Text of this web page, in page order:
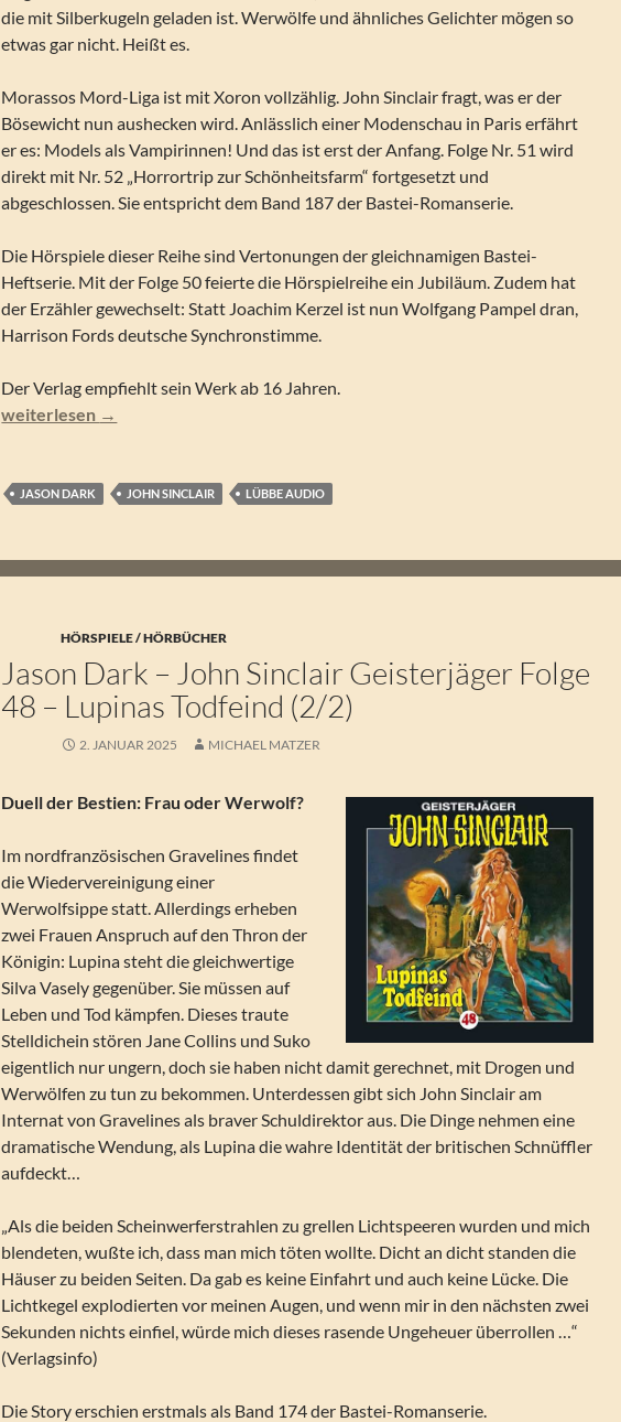
die mit Silberkugeln geladen ist. Werwölfe und ähnliches Gelichter mögen so
etwas gar nicht. Heißt es.
Morassos Mord-Liga ist mit Xoron vollzählig. John Sinclair fragt, was er der
Bösewicht nun aushecken wird. Anlässlich einer Modenschau in Paris erfährt
er es: Models als Vampirinnen! Und das ist erst der Anfang. Folge Nr. 51 wird
direkt mit Nr. 52 „Horrortrip zur Schönheitsfarm“ fortgesetzt und
abgeschlossen. Sie entspricht dem Band 187 der Bastei-Romanserie.
Die Hörspiele dieser Reihe sind Vertonungen der gleichnamigen Bastei-
Heftserie. Mit der Folge 50 feierte die Hörspielreihe ein Jubiläum. Zudem hat
der Erzähler gewechselt: Statt Joachim Kerzel ist nun Wolfgang Pampel dran,
Harrison Fords deutsche Synchronstimme.
Der Verlag empfiehlt sein Werk ab 16 Jahren.
Jason Dark – John Sinclair Geisterjäger: Mannequins mit Mörderaugen (Folge 51)
weiterlesen →
JASON DARK JOHN SINCLAIR LÜBBE AUDIO
HÖRSPIELE / HÖRBÜCHER
Jason Dark – John Sinclair Geisterjäger Folge
48 – Lupinas Todfeind (2/2)
2. JANUAR 2025 MICHAEL MATZER
Duell der Bestien: Frau oder Werwolf?
Im nordfranzösischen Gravelines findet
die Wiedervereinigung einer
Werwolfsippe statt. Allerdings erheben
zwei Frauen Anspruch auf den Thron der
Königin: Lupina steht die gleichwertige
Silva Vasely gegenüber. Sie müssen auf
Leben und Tod kämpfen. Dieses traute
Stelldichein stören Jane Collins und Suko
eigentlich nur ungern, doch sie haben nicht damit gerechnet, mit Drogen und
Werwölfen zu tun zu bekommen. Unterdessen gibt sich John Sinclair am
Internat von Gravelines als braver Schuldirektor aus. Die Dinge nehmen eine
dramatische Wendung, als Lupina die wahre Identität der britischen Schnüffler
aufdeckt…
„Als die beiden Scheinwerferstrahlen zu grellen Lichtspeeren wurden und mich
blendeten, wußte ich, dass man mich töten wollte. Dicht an dicht standen die
Häuser zu beiden Seiten. Da gab es keine Einfahrt und auch keine Lücke. Die
Lichtkegel explodierten vor meinen Augen, und wenn mir in den nächsten zwei
Sekunden nichts einfiel, würde mich dieses rasende Ungeheuer überrollen …“
(Verlagsinfo)
Die Story erschien erstmals als Band 174 der Bastei-Romanserie.